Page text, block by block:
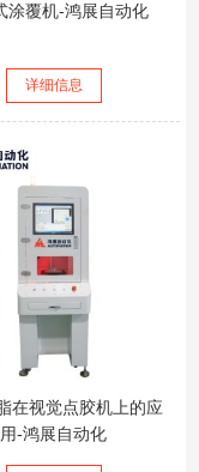
涂覆机-鸿展自动化
详细信息
在视觉点胶机上的应
用-鸿展自动化